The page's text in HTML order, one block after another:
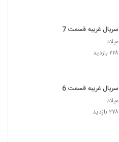
سریال غریبه قسمت 7
میلاد
۲۲۸ بازدید
سریال غریبه قسمت 6
میلاد
۲۷۸ بازدید